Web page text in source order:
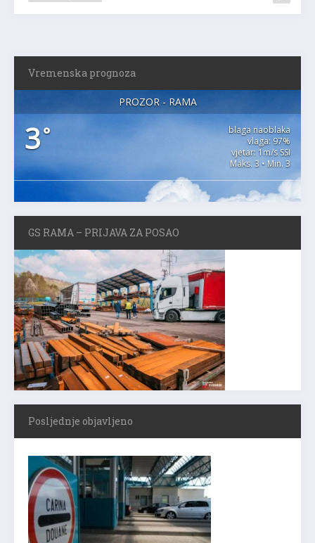
Vremenska prognoza
PROZOR - RAMA
3°
blaga naoblaka
vlaga: 97%
vjetar: 1m/s SSI
Maks. 3 • Min. 3
GS RAMA – PRIJAVA ZA POSAO
Posljednje objavljeno